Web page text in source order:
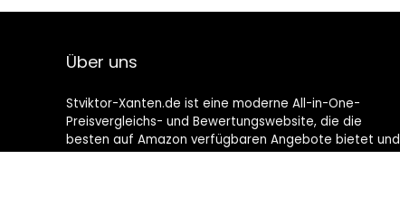
Über uns
Stviktor-Xanten.de ist eine moderne All-in-One-
Preisvergleichs- und Bewertungswebsite, die die
besten auf Amazon verfügbaren Angebote bietet und
Sie durch die neuesten hinzugefügten Blogs auf dem